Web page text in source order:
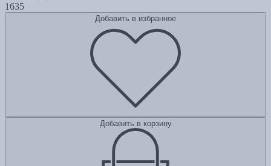
1635
Добавить в избранное
Добавить в корзину